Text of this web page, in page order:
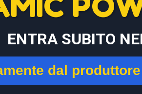
ENTRA SUBITO
dal